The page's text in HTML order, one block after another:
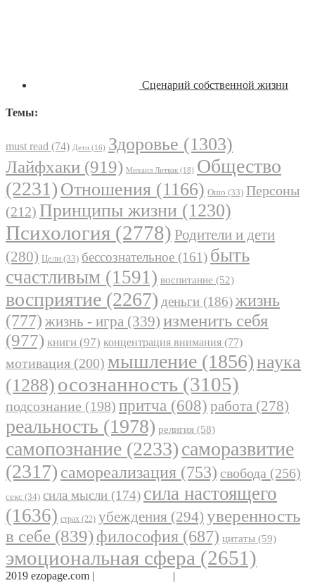
Сценарий собственной жизни
Темы:
must read (74) Дети (16) Здоровье (1303)
Лайфхаки (919) Михаил Литвак (18) Общество
(2231) Отношения (1166) Ошо (33) Персоны
(212) Принципы жизни (1230)
Психология (2778) Родители и дети
(280) Цели (33) бессознательное (161) быть
счастливым (1591) воспитание (52)
восприятие (2267) деньги (186)жизнь
(777) жизнь - игра (339) изменить себя
(977) книги (97) концентрация внимания (77)
мотивация (200) мышление (1856)наука
(1288) осознанность (3105)
подсознание (198) притча (608) работа (278)
реальность (1978) религия (58)
самопознание (2233)саморазвитие
(2317) самореализация (753) свобода (256)
секс (34) сила мысли (174) сила настоящего
(1636) страх (22) убеждения (294) уверенность
в себе (839) философия (687) цитаты (59)
эмоциональная сфера (2651)
2019 ezopage.com | |